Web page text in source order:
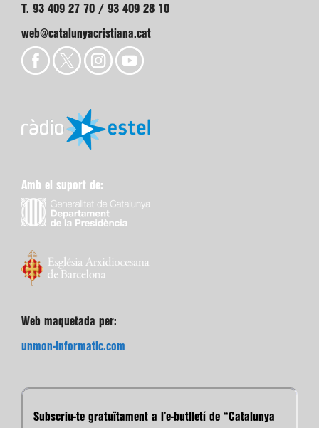
T. 93 409 27 70 / 93 409 28 10
web@catalunyacristiana.cat
Amb el suport de:
Web maquetada per:
unmon-informatic.com
Subscriu-te gratuïtament a l’e-butlletí de “Catalunya